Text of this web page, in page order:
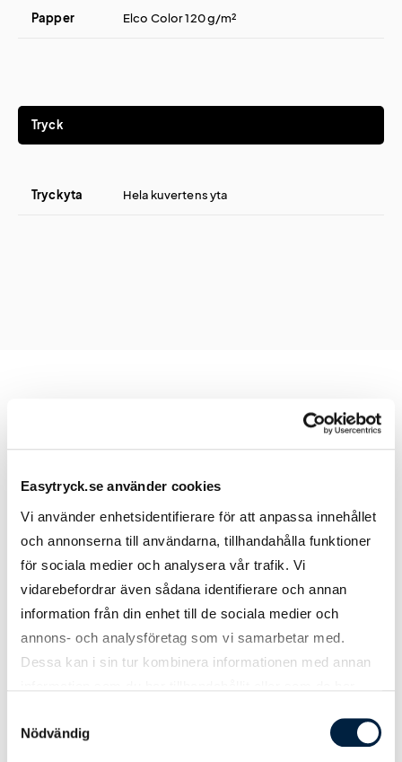
Easytryck.se använder cookies
Vi använder enhetsidentifierare för att anpassa innehållet
och annonserna till användarna, tillhandahålla funktioner
för sociala medier och analysera vår trafik. Vi
vidarebefordrar även sådana identifierare och annan
information från din enhet till de sociala medier och
annons- och analysföretag som vi samarbetar med.
Dessa kan i sin tur kombinera informationen med annan
Nödvändig
Papper Elco Color 120 g/m²
Tryck
Tryckyta Hela kuvertens yta
Antal 500 1000 2500 5000
Pris kr / st 3,80 3,20 3,00 2,80
Papperskvalitet
Elco Color 120 g/m² 0,00 0,00 0,00
Täckremsa 0,00